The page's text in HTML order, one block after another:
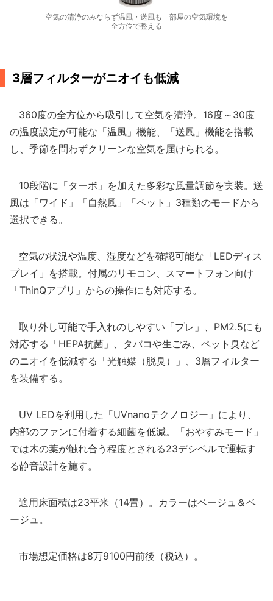
空気の清浄のみならず温風・送風も 部屋の空気環境を
全方位で整える
3層フィルターがニオイも低減
360度の全方位から吸引して空気を清浄。16度～30度
の温度設定が可能な「温風」機能、「送風」機能を搭載
し、季節を問わずクリーンな空気を届けられる。
10段階に「ターボ」を加えた多彩な風量調節を実装。送
風は「ワイド」「自然風」「ペット」3種類のモードから
選択できる。
空気の状況や温度、湿度などを確認可能な「LEDディス
プレイ」を搭載。付属のリモコン、スマートフォン向け
「ThinQアプリ」からの操作にも対応する。
取り外し可能で手入れのしやすい「プレ」、PM2.5にも
対応する「HEPA抗菌」、タバコや生ごみ、ペット臭など
のニオイを低減する「光触媒（脱臭）」、3層フィルター
を装備する。
UV LEDを利用した「UVnanoテクノロジー」により、
内部のファンに付着する細菌を低減。「おやすみモード」
では木の葉が触れ合う程度とされる23デシベルで運転す
る静音設計を施す。
適用床面積は23平米（14畳）。カラーはベージュ＆ベ
ージュ。
市場想定価格は8万9100円前後（税込）。